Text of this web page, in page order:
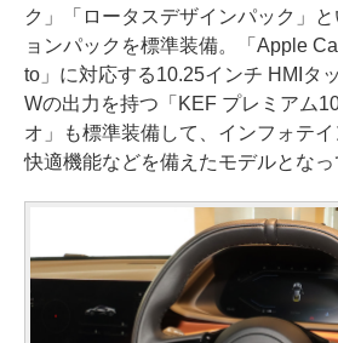
ク」「ロータスデザインパック」
ョンパックを標準装備。「Apple
to」に対応する10.25インチ HMIタ
Wの出力を持つ「KEF プレミアム
オ」も標準装備して、インフォテ
快適機能などを備えたモデルとなっ